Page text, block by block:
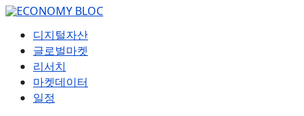
컨
디지털자산
글로벌마켓
리서치
마켓데이터
일정